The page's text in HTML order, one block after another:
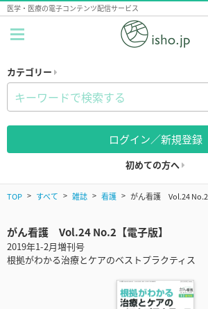
医学・医療の電子コンテンツ配信サービス
カテゴリー
ログイン／新規登録
初めての方へ
TOP すべて 雑誌 看護 がん看護 Vol.24 No.2
がん看護 Vol.24 No.2【電子版】
2019年1-2月増刊号
根拠がわかる治療とケアのベストプラクティス